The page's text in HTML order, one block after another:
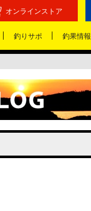
オンラインストア
釣りサポ 釣果情報